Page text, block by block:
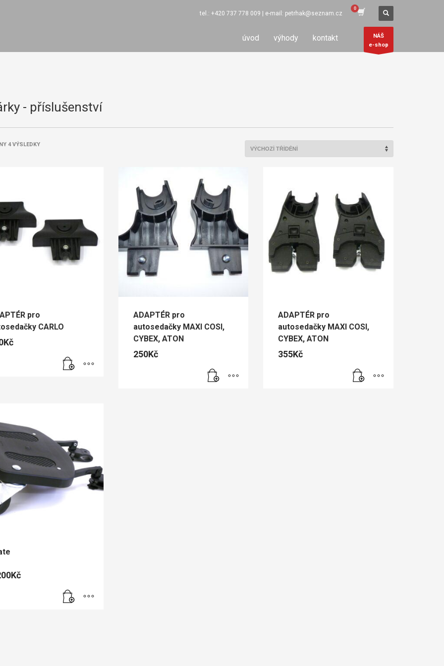
tel.: +420 737 778 009 | e-mail: petrhak@seznam.cz
úvod výhody kontakt
NÁŠ
e-shop
- příslušenství
4 VÝSLEDKY
pro
CARLO
Kč
ADAPTÉR pro
autosedačky MAXI COSI,
CYBEX, ATON
250Kč
ADAPTÉR pro
autosedačky MAXI COSI,
CYBEX, ATON
355Kč
Kč